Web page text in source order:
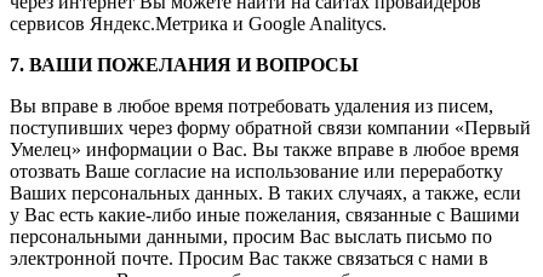
сервисов Яндекс.Метрика и Google Analitycs.
7. ВАШИ ПОЖЕЛАНИЯ И ВОПРОСЫ
Вы вправе в любое время потребовать удаления из писем,
поступивших через форму обратной связи компании «Первый
Умелец» информации о Вас. Вы также вправе в любое время
отозвать Ваше согласие на использование или переработку
Ваших персональных данных. В таких случаях, а также, если
у Вас есть какие-либо иные пожелания, связанные с Вашими
персональными данными, просим Вас выслать письмо по
электронной почте. Просим Вас также связаться с нами в